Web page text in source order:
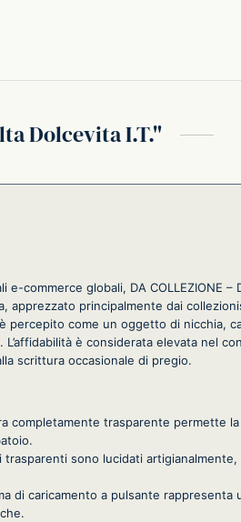
Dolcevita I.T.
e-commerce globali, DA COLLEZIONE
apprezzato principalmente dai
percepito come un oggetto di nicchia,
L’affidabilità è considerata elevata nel
scrittura occasionale di pregio.
completamente trasparente permette
sono lucidati
di caricamento a pulsante